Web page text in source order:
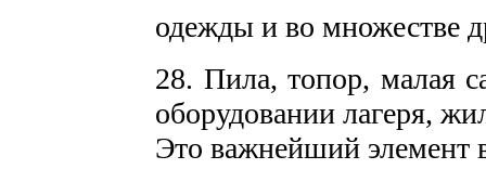
одежды и во множестве
28. Пила, топор, малая
оборудовании лагеря,
Это важнейший элемент